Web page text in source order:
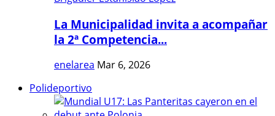
La Municipalidad invita a acompañar
la 2ª Competencia...
enelarea Mar 6, 2026
Polideportivo